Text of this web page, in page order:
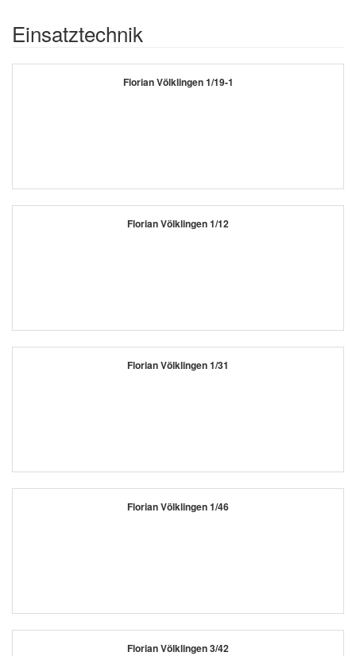
Einsatztechnik
Florian Völklingen 1/19-1
Florian Völklingen 1/12
Florian Völklingen 1/31
Florian Völklingen 1/46
Florian Völklingen 3/42